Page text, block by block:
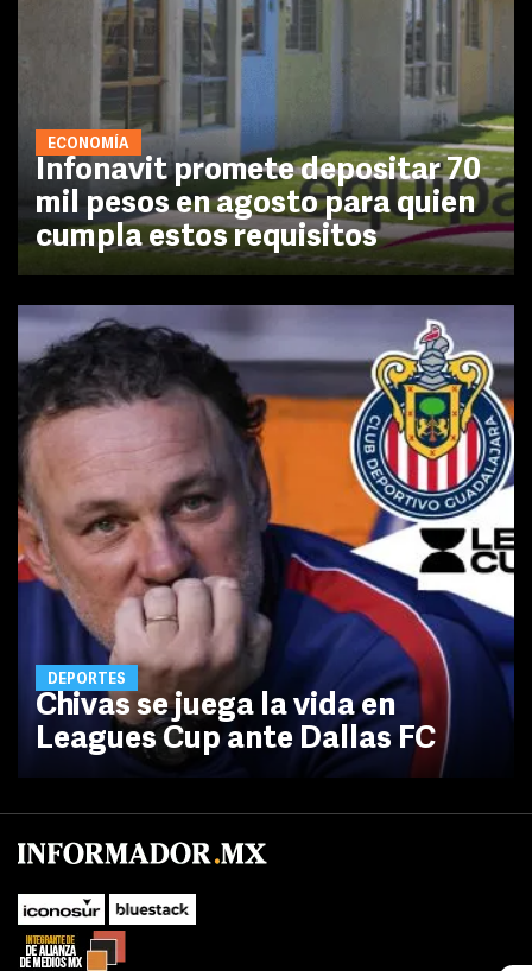
ECONOMÍA
Infonavit promete depositar 70
mil pesos en agosto para quien
cumpla estos requisitos
DEPORTES
Chivas se juega la vida en
Leagues Cup ante Dallas FC